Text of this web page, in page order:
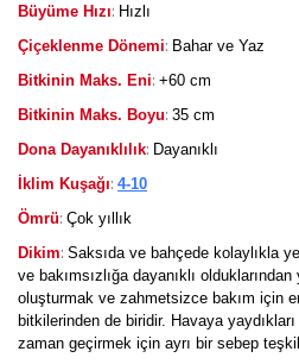
Büyüme Hızı: Hızlı
Çiçeklenme Dönemi: Bahar ve Yaz
Bitkinin Maks. Eni: +60 cm
Bitkinin Maks. Boyu: 35 cm
Dona Dayanıklılık: Dayanıklı
İklim Kuşağı: 4-10
Ömrü: Çok yıllık
Dikim: Saksıda ve bahçede kolaylıkla
ve bakımsızlığa dayanıklı
oluşturmak ve zahmetsizce bakım için
bitkilerinden de biridir. Havaya
zaman geçirmek için ayrı bir sebep